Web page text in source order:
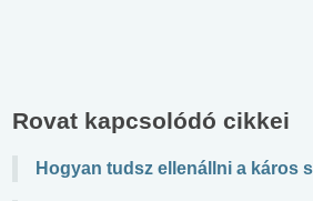
Rovat kapcsolódó cikkei
Hogyan tudsz ellenállni a káros